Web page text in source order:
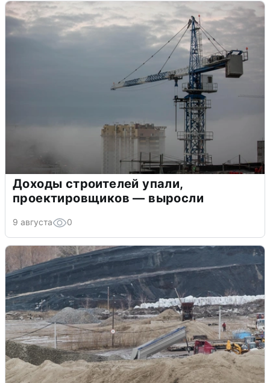
Доходы строителей упали,
проектировщиков — выросли
9 августа 0